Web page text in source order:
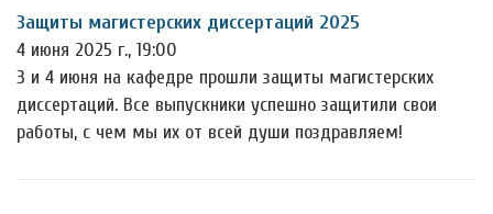
Защиты магистерских диссертаций 2025
4 июня 2025 г., 19:00
3 и 4 июня на кафедре прошли защиты магистерских
диссертаций. Все выпускники успешно защитили свои
работы, с чем мы их от всей души поздравляем!